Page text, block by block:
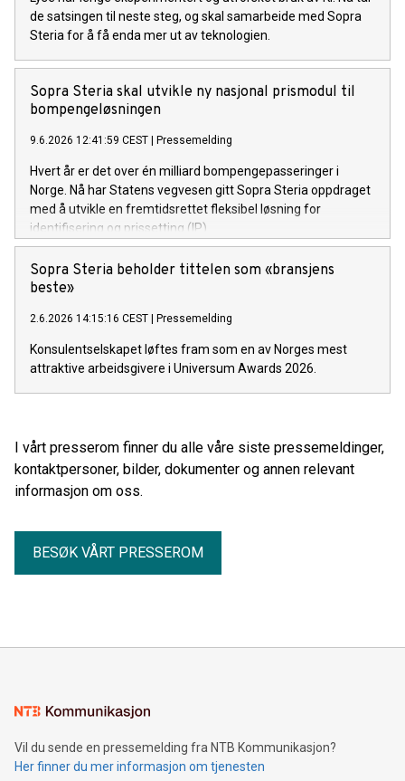
de satsingen til neste steg, og skal samarbeide med Sopra
Steria for å få enda mer ut av teknologien.
Sopra Steria skal utvikle ny nasjonal prismodul til
bompengeløsningen
9.6.2026 12:41:59 CEST | Pressemelding
Hvert år er det over én milliard bompengepasseringer i
Norge. Nå har Statens vegvesen gitt Sopra Steria oppdraget
med å utvikle en fremtidsrettet fleksibel løsning for
identifisering og prissetting (IP).
Sopra Steria beholder tittelen som «bransjens
beste»
2.6.2026 14:15:16 CEST | Pressemelding
Konsulentselskapet løftes fram som en av Norges mest
attraktive arbeidsgivere i Universum Awards 2026.
I vårt presserom finner du alle våre siste pressemeldinger,
kontaktpersoner, bilder, dokumenter og annen relevant
informasjon om oss.
BESØK VÅRT PRESSEROM
Vil du sende en pressemelding fra NTB Kommunikasjon?
Her finner du mer informasjon om tjenesten